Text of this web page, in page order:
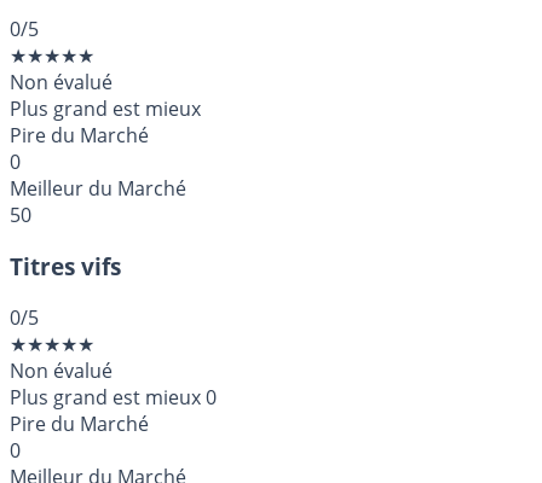
0/5
★★★★★
Non évalué
Plus grand est mieux
Pire du Marché
0
Meilleur du Marché
50
Titres vifs
0/5
★★★★★
Non évalué
Plus grand est mieux0
Pire du Marché
0
Meilleur du Marché